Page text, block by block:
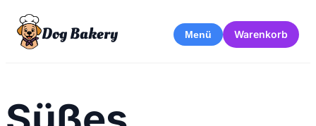
Dog Bakery Menü Warenkorb